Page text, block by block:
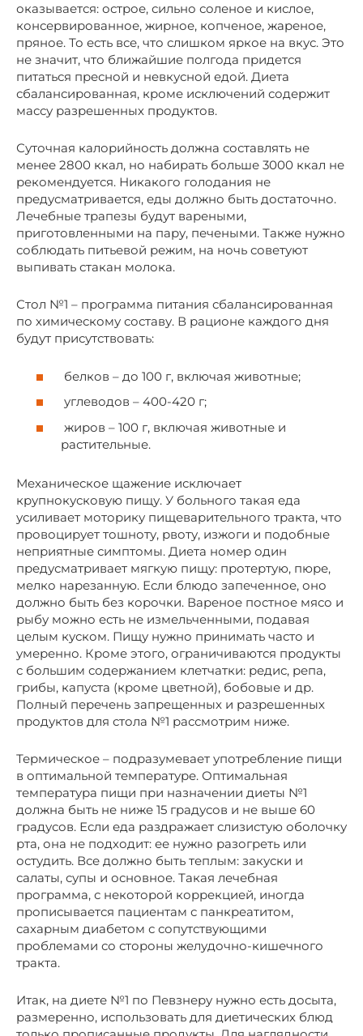
оказывается: острое, сильно соленое и кислое,
консервированное, жирное, копченое, жареное,
пряное. То есть все, что слишком яркое на вкус. Это
не значит, что ближайшие полгода придется
питаться пресной и невкусной едой. Диета
сбалансированная, кроме исключений содержит
массу разрешенных продуктов.
Суточная калорийность должна составлять не
менее 2800 ккал, но набирать больше 3000 ккал не
рекомендуется. Никакого голодания не
предусматривается, еды должно быть достаточно.
Лечебные трапезы будут вареными,
приготовленными на пару, печеными. Также нужно
соблюдать питьевой режим, на ночь советуют
выпивать стакан молока.
Стол №1 – программа питания сбалансированная
по химическому составу. В рационе каждого дня
будут присутствовать:
белков – до 100 г, включая животные;
углеводов – 400-420 г;
жиров – 100 г, включая животные и
растительные.
Механическое щажение исключает
крупнокусковую пищу. У больного такая еда
усиливает моторику пищеварительного тракта, что
провоцирует тошноту, рвоту, изжоги и подобные
неприятные симптомы. Диета номер один
предусматривает мягкую пищу: протертую, пюре,
мелко нарезанную. Если блюдо запеченное, оно
должно быть без корочки. Вареное постное мясо и
рыбу можно есть не измельченными, подавая
целым куском. Пищу нужно принимать часто и
умеренно. Кроме этого, ограничиваются продукты
с большим содержанием клетчатки: редис, репа,
грибы, капуста (кроме цветной), бобовые и др.
Полный перечень запрещенных и разрешенных
продуктов для стола №1 рассмотрим ниже.
Термическое – подразумевает употребление пищи
в оптимальной температуре. Оптимальная
температура пищи при назначении диеты №1
должна быть не ниже 15 градусов и не выше 60
градусов. Если еда раздражает слизистую оболочку
рта, она не подходит: ее нужно разогреть или
остудить. Все должно быть теплым: закуски и
салаты, супы и основное. Такая лечебная
программа, с некоторой коррекцией, иногда
прописывается пациентам с панкреатитом,
сахарным диабетом с сопутствующими
проблемами со стороны желудочно-кишечного
тракта.
Итак, на диете №1 по Певзнеру нужно есть досыта,
размеренно, использовать для диетических блюд